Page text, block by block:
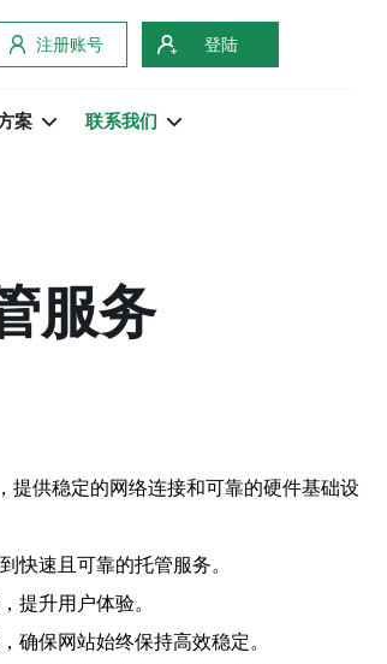
注册账号 登陆
案 联系我们
服务
提供稳定的网络连接和可靠的硬件基础设
快速且可靠的托管服务。
提升用户体验。
确保网站始终保持高效稳定。